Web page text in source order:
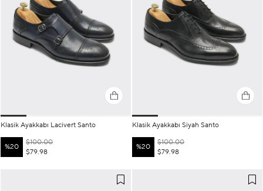
Klasik Ayakkabı Lacivert Santo
%20
$79.98
$100.00
Klasik Ayakkabı Siyah Santo
%20
$79.98
$100.00